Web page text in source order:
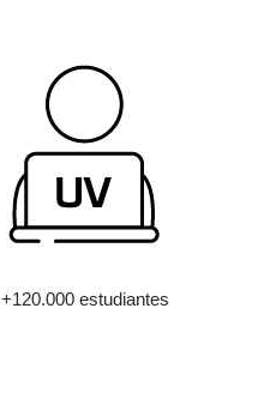
+120.000 estudiantes